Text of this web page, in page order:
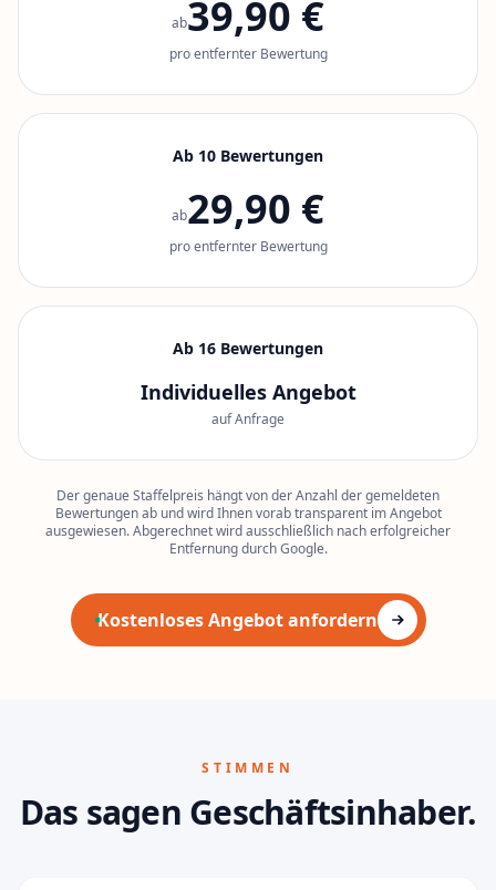
ab39,90 €
pro entfernter Bewertung
Ab 10 Bewertungen
ab29,90 €
pro entfernter Bewertung
Ab 16 Bewertungen
Individuelles Angebot
auf Anfrage
Der genaue Staffelpreis hängt von der Anzahl der gemeldeten
Bewertungen ab und wird Ihnen vorab transparent im Angebot
ausgewiesen. Abgerechnet wird ausschließlich nach erfolgreicher
Entfernung durch Google.
Kostenloses Angebot anfordern
STIMMEN
Das sagen Geschäftsinhaber.